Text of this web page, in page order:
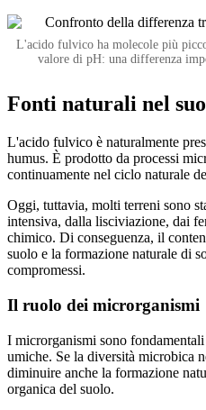
L'acido fulvico ha molecole più
valore di pH: una differenza
Fonti naturali nel
L'acido fulvico è naturalmente
humus. È prodotto da processi
continuamente nel ciclo naturale
Oggi, tuttavia, molti terreni sono
intensiva, dalla lisciviazione, dai
chimico. Di conseguenza, il
suolo e la formazione naturale di
compromessi.
Il ruolo dei microrganismi
I microrganismi sono
umiche. Se la diversità microbica
diminuire anche la formazione
organica del suolo.